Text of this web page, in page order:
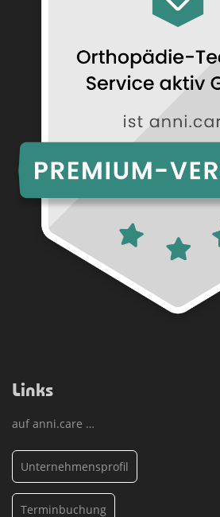
Links
auf anni.care …
Unternehmensprofil
Terminbuchung